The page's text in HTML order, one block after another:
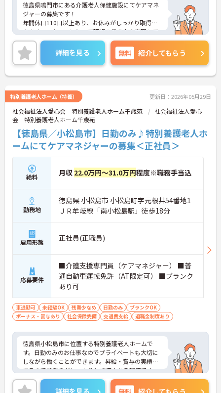
徳島県鳴門市にある介護老人保健施設にてケアマネ
ジャーの募集です！
年間休日110日以上あり、お休みがしっかり取得で
きます。スタッフにとって理想の働き方を実現して
います♪
丁寧な対応でたくさんの人を「笑顔」にできる！や
りがいのある職場です◎
ご興味のある方には、面接対策ポイントなど、さら
に詳細をお話しいたしますのでお気軽にご相談くだ
詳細を見る 無料 紹介してもらう
特別養護老人ホーム（特養） 更新日：2026年05月29日
社会福祉法人愛心会 特別養護老人ホーム千歳苑
社会福祉法人愛心
会 特別養護老人ホーム千歳苑
【徳島県／小松島市】日勤のみ♪特別養護老人ホ
ームにてケアマネジャーの募集＜正社員＞
給料 月収 22.0万円～31.0万円程度※職務手当込
勤務地
徳島県 小松島市 小松島町字元根井54番地1
ＪＲ牟岐線「南小松島駅」徒歩18分
雇用形態 正社員(正職員)
応募要件
■介護支援専門員（ケアマネジャー） ■普
通自動車運転免許（AT限定可） ■ブランク
あり可
車通勤可 未経験OK 残業少なめ 日勤のみ
ブランクOK
ボーナス・賞与あり
社会保険完備 交通費支給 退職金制度あり
徳島県小松島市に位置する特別養護老人ホームで
す。日勤のみのお仕事なのでプライベートも大切に
しながら働くことができます。昇給・賞与の実績も
あるので頑張りがしっかりと評価される環境です。
ご興味をお持ちの方はお気軽にお問い合わせくださ
い。